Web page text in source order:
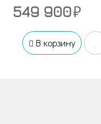
549 900
В корзину